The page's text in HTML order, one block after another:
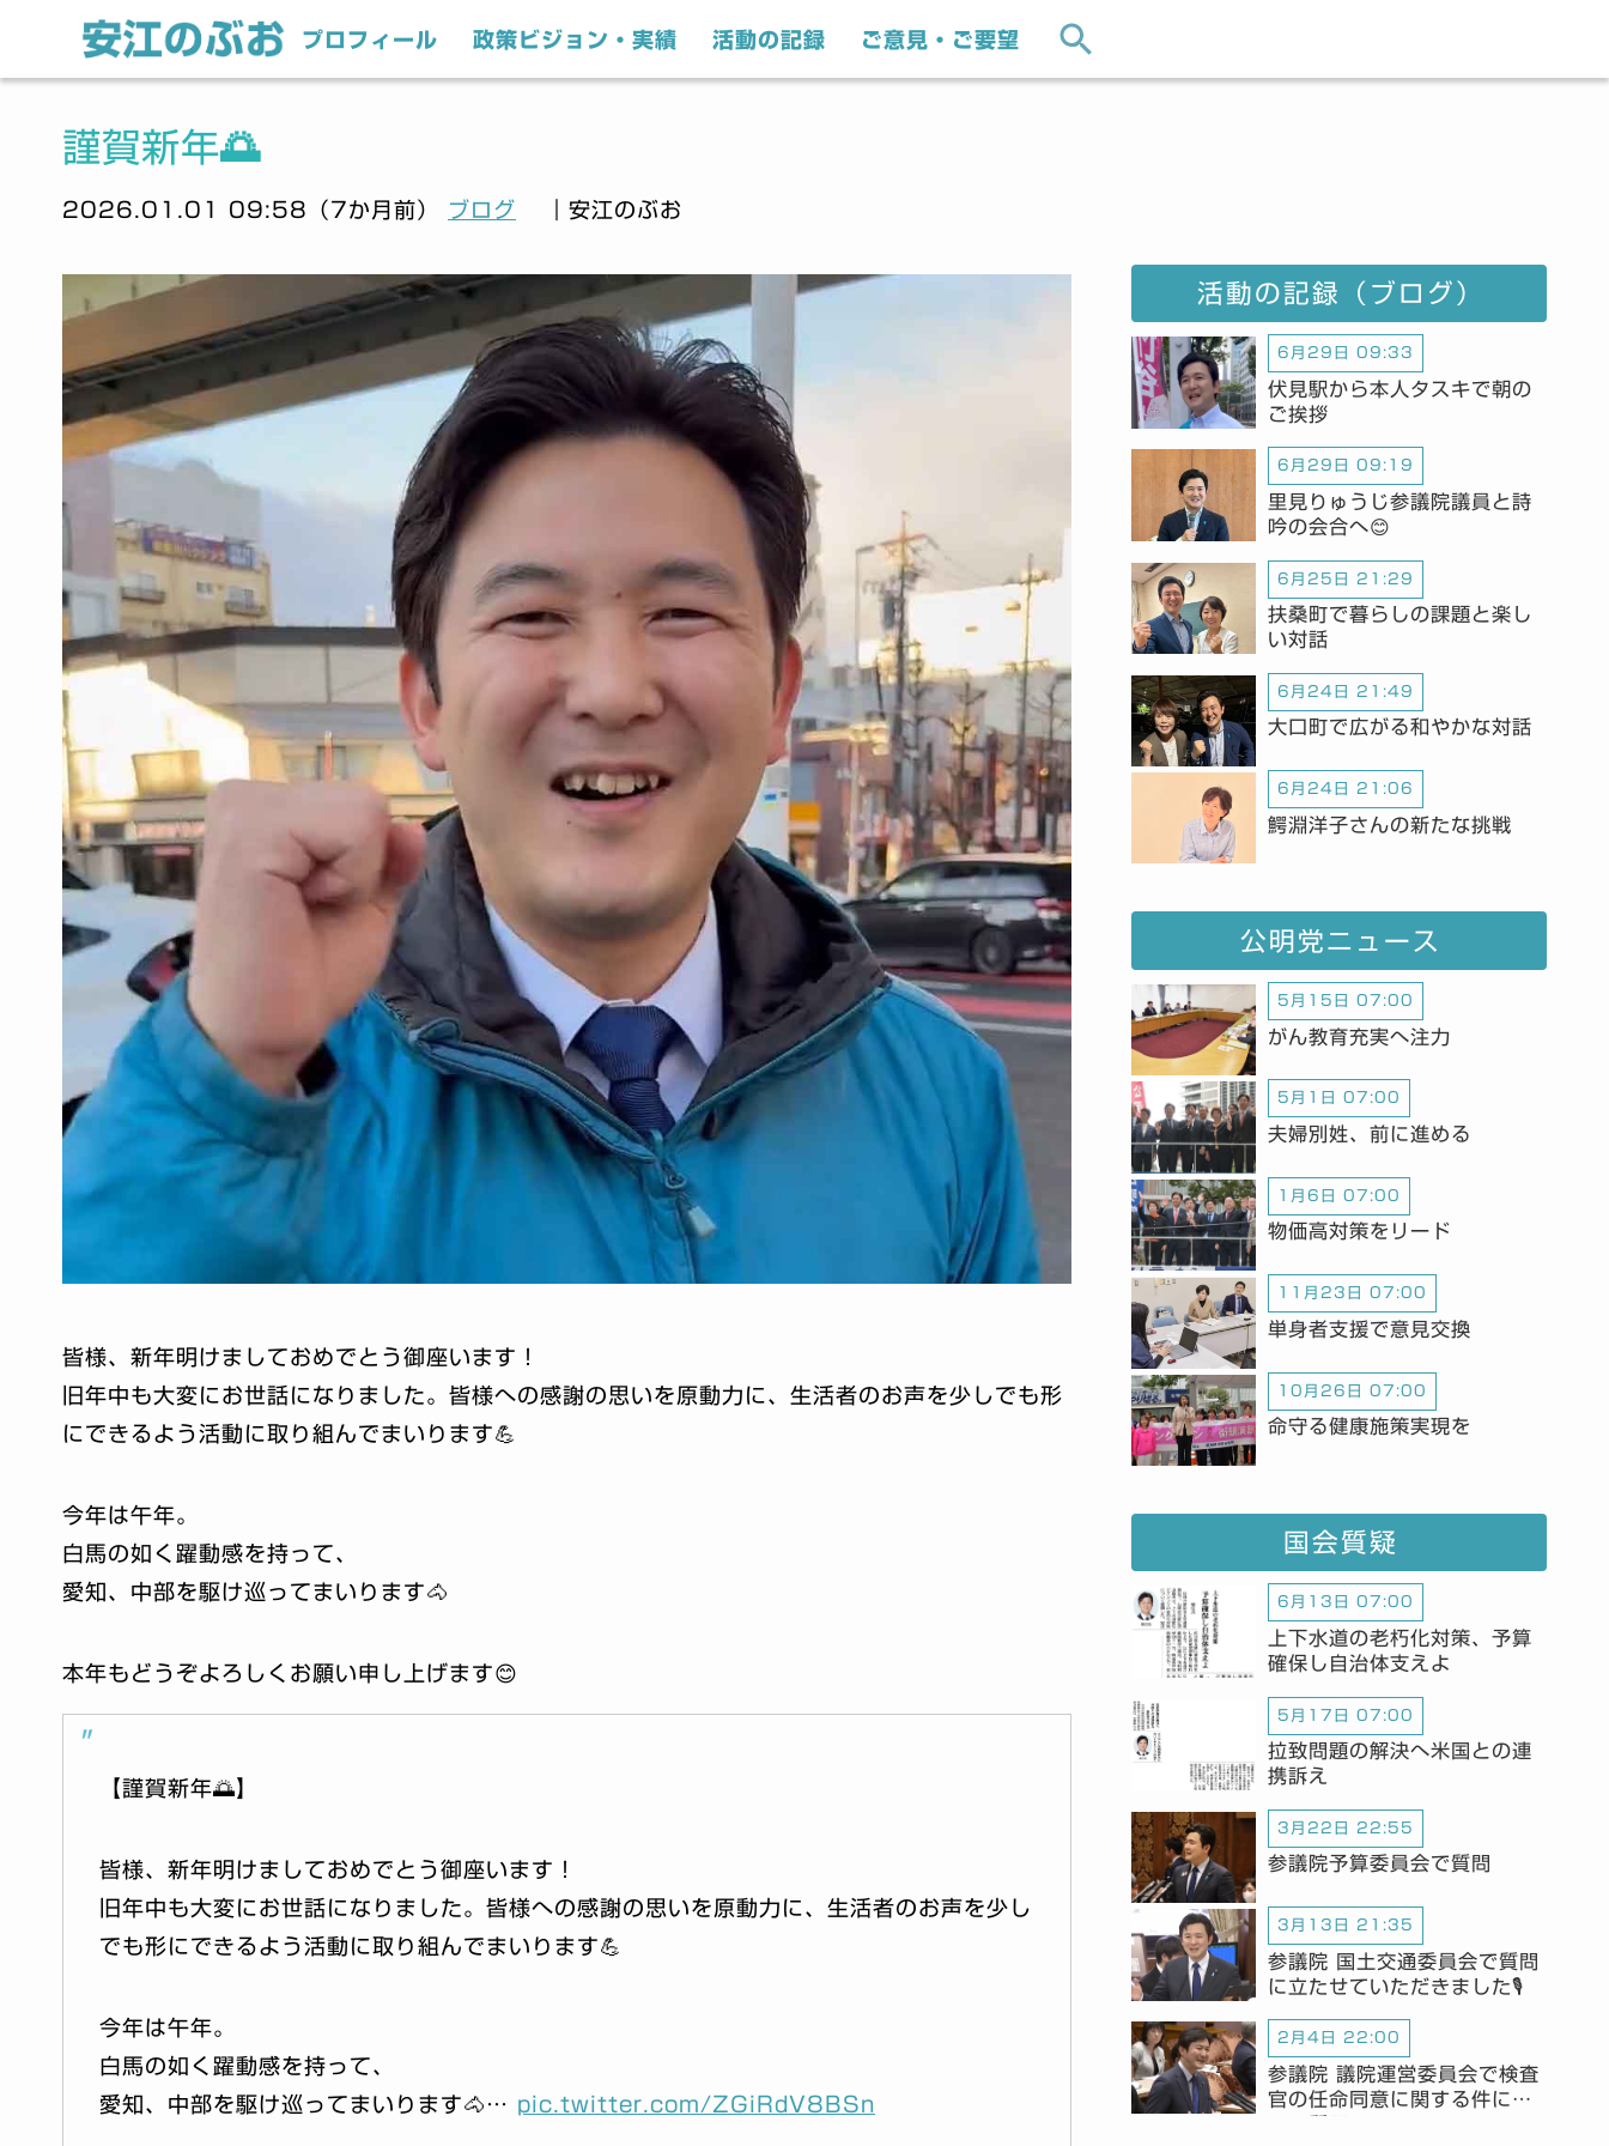
プロフィール 政策ビジョン・実績 活動の記録 ご意見・ご要望
謹賀新年🌅
2026.01.01 09:58（7か月前） ブログ ｜安江のぶお
皆様、新年明けましておめでとう御座います！
旧年中も大変にお世話になりました。皆様への感謝の思いを原動力に、生活者のお声を少しでも形
にできるよう活動に取り組んでまいります💪
今年は午年。
白馬の如く躍動感を持って、
愛知、中部を駆け巡ってまいります🐴
本年もどうぞよろしくお願い申し上げます😊
【謹賀新年🌅】
皆様、新年明けましておめでとう御座います！
旧年中も大変にお世話になりました。皆様への感謝の思いを原動力に、生活者のお声を少し
でも形にできるよう活動に取り組んでまいります💪
今年は午年。
白馬の如く躍動感を持って、
愛知、中部を駆け巡ってまいります🐴… pic.twitter.com/ZGiRdV8BSn
活動の記録（ブログ）
6月29日 09:33
伏見駅から本人タスキで朝の
ご挨拶
6月29日 09:19
里見りゅうじ参議院議員と詩
吟の会合へ😊
6月25日 21:29
扶桑町で暮らしの課題と楽し
い対話
6月24日 21:49
大口町で広がる和やかな対話
6月24日 21:06
鰐淵洋子さんの新たな挑戦
公明党ニュース
5月15日 07:00
がん教育充実へ注力
5月1日 07:00
夫婦別姓、前に進める
1月6日 07:00
物価高対策をリード
11月23日 07:00
単身者支援で意見交換
10月26日 07:00
命守る健康施策実現を
国会質疑
6月13日 07:00
上下水道の老朽化対策、予算
確保し自治体支えよ
5月17日 07:00
拉致問題の解決へ米国との連
携訴え
3月22日 22:55
参議院予算委員会で質問
3月13日 21:35
参議院 国土交通委員会で質問
に立たせていただきました🎙️
2月4日 22:00
参議院 議院運営委員会で検査
官の任命同意に関する件につ